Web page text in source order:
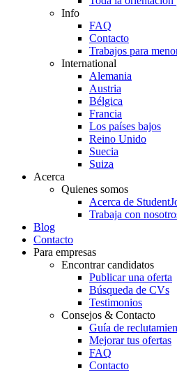
Info
FAQ
Contacto
Trabajos para
International
Alemania
Austria
Bélgica
Francia
Los países bajos
Reino Unido
Suecia
Suiza
Acerca
Quienes somos
Acerca de
Trabaja con
Blog
Contacto
Para empresas
Encontrar candidatos
Publicar una oferta
Búsqueda de CVs
Testimonios
Consejos & Contacto
Guía de
Mejorar tus ofertas
FAQ
Contacto